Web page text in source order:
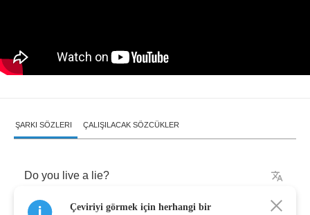
ŞARKI SÖZLERI ÇALIŞILACAK SÖZCÜKLER
Do you live a lie?
Çeviriyi görmek için herhangi bir